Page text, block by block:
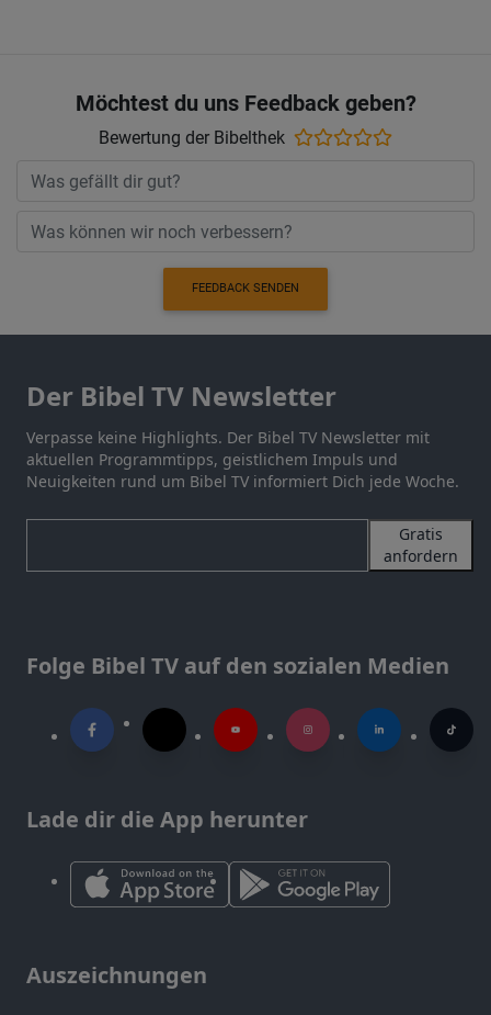
Möchtest du uns Feedback geben?
Bewertung der Bibelthek
FEEDBACK SENDEN
Der Bibel TV Newsletter
Verpasse keine Highlights. Der Bibel TV Newsletter mit
aktuellen Programmtipps, geistlichem Impuls und
Neuigkeiten rund um Bibel TV informiert Dich jede Woche.
Gratis
anfordern
Folge Bibel TV auf den sozialen Medien
Lade dir die App herunter
Auszeichnungen